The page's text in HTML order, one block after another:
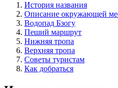
История названия
Описание окружающей
Водопад Бзогу
Пеший маршрут
Нижняя тропа
Верхняя тропа
Советы туристам
Как добраться